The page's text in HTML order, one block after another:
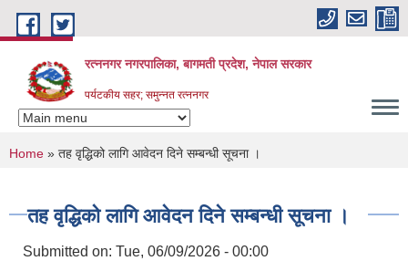
Skip to main content
रत्ननगर नगरपालिका, बागमती प्रदेश, नेपाल सरकार
पर्यटकीय सहर; समुन्नत रत्ननगर
You are here
Home » तह वृद्धिको लागि आवेदन दिने सम्बन्धी सूचना ।
तह वृद्धिको लागि आवेदन दिने सम्बन्धी सूचना ।
Submitted on: Tue, 06/09/2026 - 00:00